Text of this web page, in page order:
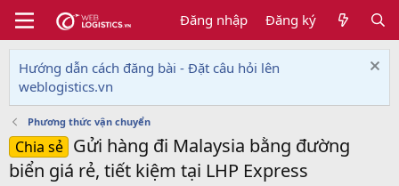
Đăng nhập Đăng ký
Hướng dẫn cách đăng bài - Đặt câu hỏi lên
weblogistics.vn
Phương thức vận chuyển
Chia sẻ Gửi hàng đi Malaysia bằng đường
biển giá rẻ, tiết kiệm tại LHP Express